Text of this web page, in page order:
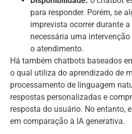
para responder. Porém, se
imprevista ocorrer durante a
necessária uma
o atendimento.
Há também chatbots baseados
o qual utiliza do aprendizado de
processamento de linguagem
respostas personalizadas e
resposta do usuário. No entanto,
em comparação à IA generativa.